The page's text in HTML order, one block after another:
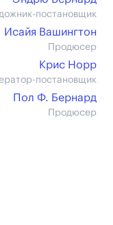
постановщик
Исайя Вашингтон
Продюсер
Крис Норр
постановщик
Пол Ф. Бернард
Продюсер